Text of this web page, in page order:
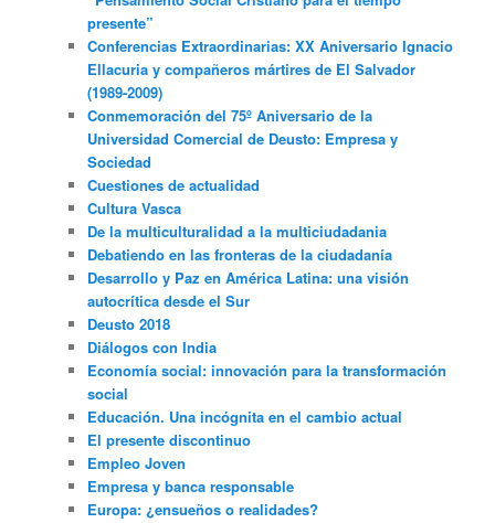
presente”
Conferencias Extraordinarias: XX Aniversario Ignacio
Ellacuria y compañeros mártires de El Salvador
(1989-2009)
Conmemoración del 75º Aniversario de la
Universidad Comercial de Deusto: Empresa y
Sociedad
Cuestiones de actualidad
Cultura Vasca
De la multiculturalidad a la multiciudadania
Debatiendo en las fronteras de la ciudadanía
Desarrollo y Paz en América Latina: una visión
autocrítica desde el Sur
Deusto 2018
Diálogos con India
Economía social: innovación para la transformación
social
Educación. Una incógnita en el cambio actual
El presente discontinuo
Empleo Joven
Empresa y banca responsable
Europa: ¿ensueños o realidades?